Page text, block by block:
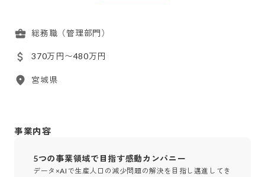
総務職（管理部門）
370万円〜480万円
宮城県
事業内容
5つの事業領域で目指す感動カンパニー
データ×AIで生産人口の減少問題の解決を目指し邁進してき